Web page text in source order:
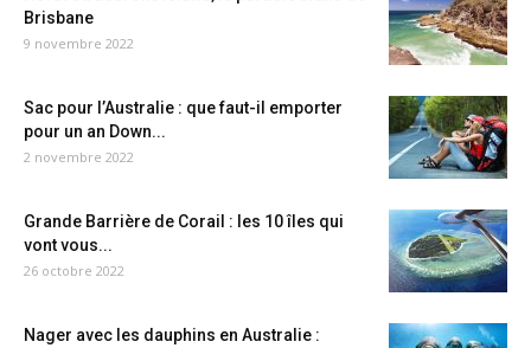
Brisbane
9 novembre 2022
Sac pour l’Australie : que faut-il emporter
pour un an Down...
2 novembre 2022
Grande Barrière de Corail : les 10 îles qui
vont vous...
26 octobre 2022
Nager avec les dauphins en Australie :